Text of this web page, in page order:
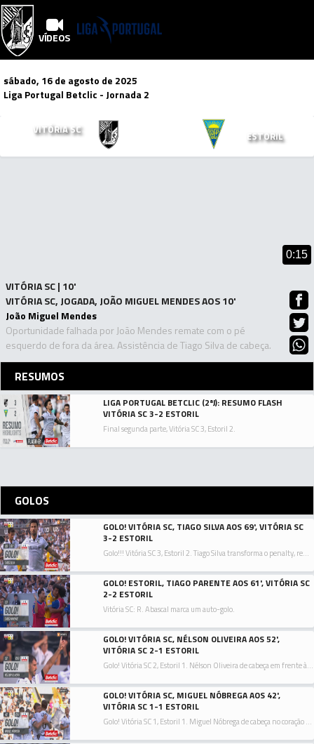
VÍDEOS
sábado, 16 de agosto de 2025
Liga Portugal Betclic - Jornada 2
VITÓRIA SC
ESTORIL
0:15
VITÓRIA SC | 10'
VITÓRIA SC, JOGADA, JOÃO MIGUEL MENDES AOS 10'
João Miguel Mendes
Oportunidade falhada por João Mendes remate com o pé
esquerdo de fora da área. Assistência de Tiago Silva de cabeça.
RESUMOS
LIGA PORTUGAL BETCLIC (2ªJ): RESUMO FLASH
VITÓRIA SC 3-2 ESTORIL
Final segunda parte, Vitória SC 3, Estoril 2.
GOLOS
GOLO! VITÓRIA SC, TIAGO SILVA AOS 69', VITÓRIA SC
3-2 ESTORIL
Golo!!! Vitória SC 3, Estoril 2. Tiago Silva transforma o penalty, remate com o pé direito junto à base do poste esquerdo.
GOLO! ESTORIL, TIAGO PARENTE AOS 61', VITÓRIA SC
2-2 ESTORIL
Vitória SC: R. Abascal marca um auto-golo.
GOLO! VITÓRIA SC, NÉLSON OLIVEIRA AOS 52',
VITÓRIA SC 2-1 ESTORIL
Golo! Vitória SC 2, Estoril 1. Nélson Oliveira de cabeça em frente à baliza ao lado inferior direito da baliza. Assistência de Tomás Händel com um cruzamento para a área.
GOLO! VITÓRIA SC, MIGUEL NÓBREGA AOS 42',
VITÓRIA SC 1-1 ESTORIL
Golo! Vitória SC 1, Estoril 1. Miguel Nóbrega de cabeça no coração da área ao lado inferior direito da baliza. Assistência de Nuno Santos depois de um livre.